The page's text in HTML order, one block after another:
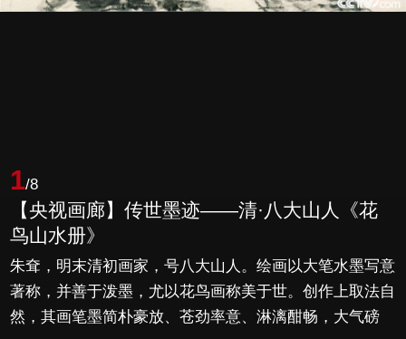
1/8
【央视画廊】传世墨迹——清·八大山人《花
鸟山水册》
朱耷，明末清初画家，号八大山人。绘画以大笔水墨写意
著称，并善于泼墨，尤以花鸟画称美于世。创作上取法自
然，其画笔墨简朴豪放、苍劲率意、淋漓酣畅，大气磅